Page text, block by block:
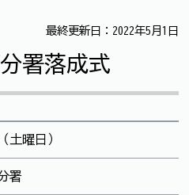
最終更新日：2022年5月1日
署落成式
土曜日）
署